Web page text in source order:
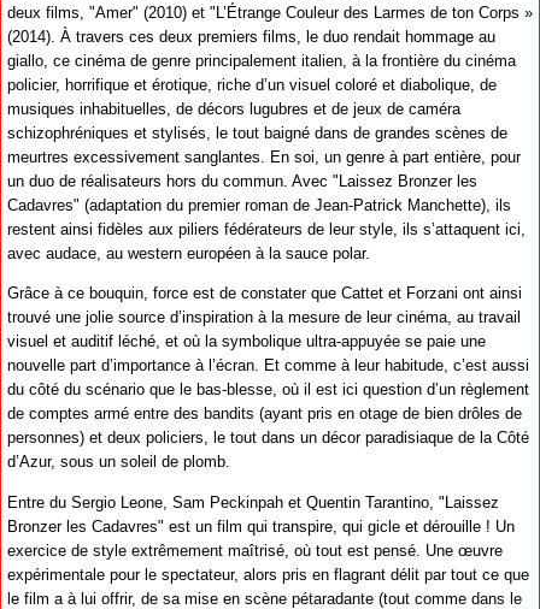
deux films, "Amer" (2010) et "L’Étrange Couleur des Larmes de ton Corps »
(2014). À travers ces deux premiers films, le duo rendait hommage au
giallo, ce cinéma de genre principalement italien, à la frontière du cinéma
policier, horrifique et érotique, riche d’un visuel coloré et diabolique, de
musiques inhabituelles, de décors lugubres et de jeux de caméra
schizophréniques et stylisés, le tout baigné dans de grandes scènes de
meurtres excessivement sanglantes. En soi, un genre à part entière, pour
un duo de réalisateurs hors du commun. Avec "Laissez Bronzer les
Cadavres" (adaptation du premier roman de Jean-Patrick Manchette), ils
restent ainsi fidèles aux piliers fédérateurs de leur style, ils s’attaquent ici,
avec audace, au western européen à la sauce polar.
Grâce à ce bouquin, force est de constater que Cattet et Forzani ont ainsi
trouvé une jolie source d’inspiration à la mesure de leur cinéma, au travail
visuel et auditif léché, et où la symbolique ultra-appuyée se paie une
nouvelle part d’importance à l’écran. Et comme à leur habitude, c’est aussi
du côté du scénario que le bas-blesse, où il est ici question d’un règlement
de comptes armé entre des bandits (ayant pris en otage de bien drôles de
personnes) et deux policiers, le tout dans un décor paradisiaque de la Côté
d’Azur, sous un soleil de plomb.
Entre du Sergio Leone, Sam Peckinpah et Quentin Tarantino, "Laissez
Bronzer les Cadavres" est un film qui transpire, qui gicle et dérouille ! Un
exercice de style extrêmement maîtrisé, où tout est pensé. Une œuvre
expérimentale pour le spectateur, alors pris en flagrant délit par tout ce que
le film a à lui offrir, de sa mise en scène pétaradante (tout comme dans le